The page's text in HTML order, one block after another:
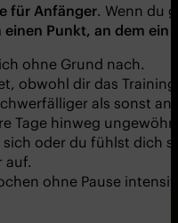
für Anfänger. Wenn du
Punkt, an dem ein
ohne Grund nach.
obwohl dir das
als sonst
Tage hinweg
oder du fühlst dich
auf.
ohne Pause